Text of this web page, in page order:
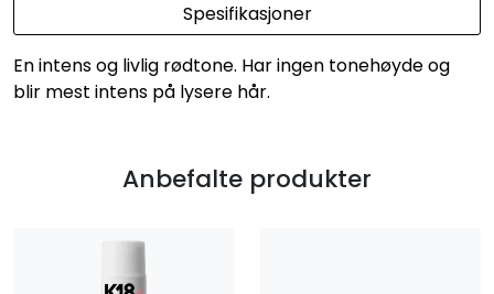
Spesifikasjoner
En intens og livlig rødtone. Har ingen tonehøyde og
blir mest intens på lysere hår.
Anbefalte produkter